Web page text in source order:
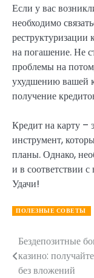
Если у вас
необходимо
реструктуризации
на погашение. Не
проблемы на
ухудшению вашей
получение
Кредит на карту
инструмент,
планы. Однако,
и в соответствии
Удачи!
ПОЛЕЗНЫЕ СОВЕТЫ
Навигация
по
Бездепозитные
казино:
без вложений